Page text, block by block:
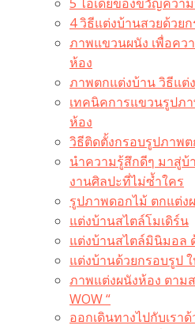
4 วิธีแต่งบ้านสวยด้วย
ภาพแขวนผนัง เพื่อคว
ห้อง
ภาพตกแต่งบ้าน วิธีแต่
เทคนิคการแขวนรูปภ
ห้อง
วิธีติดตั้งกรอบรูปภาพ
นำความรู้สึกดีๆ มาสู่
งานศิลปะที่ไม่ซ้ำใคร
รูปภาพดอกไม้ ตกแต่ง
แต่งบ้านสไตล์โมเดิร์น
แต่งบ้านสไตล์มินิมอล
แต่งบ้านด้วยกรอบรูป
ภาพแต่งผนังห้อง ตาม
WOW “
ออกเดินทางไปกับเรา